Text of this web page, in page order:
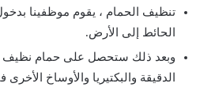
تنظيف الحمام ، يقوم موظفينا
الحائط إلى الأرض.
وبعد ذلك ستحصل على حمام نظيف
الدقيقة والبكتيريا والأوساخ